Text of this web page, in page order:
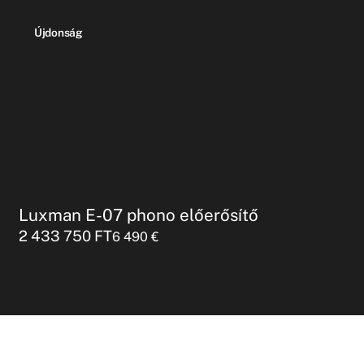
Újdonság
Luxman E-07 phono előerősítő
2 433 750 FT6 490€